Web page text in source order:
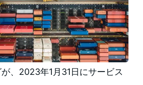
、2023年1月31日にサービス